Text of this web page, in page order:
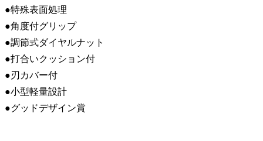
●特殊表面処理
●角度付グリップ
●調節式ダイヤルナット
●打合いクッション付
●刃カバー付
●小型軽量設計
●グッドデザイン賞